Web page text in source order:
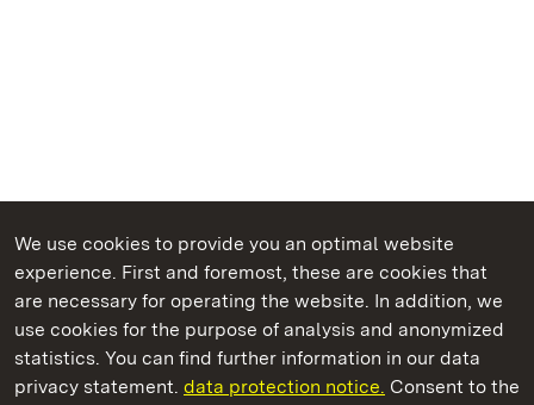
We use cookies to provide you an optimal website
experience. First and foremost, these are cookies that
are necessary for operating the website. In addition, we
use cookies for the purpose of analysis and anonymized
statistics. You can find further information in our data
privacy statement. data protection notice. Consent to the
State Palaces and Gardens of Baden-Wuerttemberg